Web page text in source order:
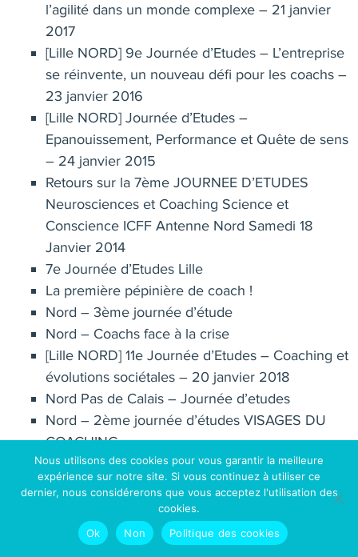
l’agilité dans un monde complexe – 21 janvier
2017
[Lille NORD] 9e Journée d’Etudes – L’entreprise
se réinvente, un nouveau défi pour les coachs –
23 janvier 2016
[Lille NORD] Journée d’Etudes –
Epanouissement, Performance et Quête de sens
– 24 janvier 2015
Retours sur la 7ème JOURNEE D’ETUDES
Neurosciences et Coaching Science et
Conscience ICFF Antenne Nord Samedi 18
Janvier 2014
7e Journée d’Etudes Lille
La première pépinière de coach !
Nord – 3ème journée d’étude
Nord – Coachs face à la crise
[Lille NORD] 11e Journée d’Etudes – Coaching et
évolutions sociétales – 20 janvier 2018
Nord Pas de Calais – Journée d’etudes
Nord – 2ème journée d’études VISAGES DU
COACHING
Antenne Hauts-de-France
Parcours : Les 1001 métamorphoses du coach(ing)
Voyage au 💙 de nos dualités
Nous utilisons des cookies pour vous garantir la meilleure
expérience sur notre site. Si vous continuez à utiliser ce
dernier, nous considérerons que vous acceptez l'utilisation des
cookies.
Ok
Non Politique des cookies